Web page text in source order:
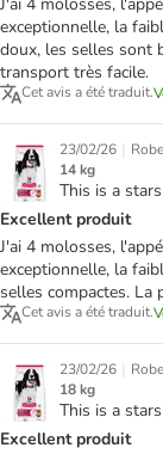
J'ai 4 molosses,
exceptionnelle, la
doux, les selles sont
transport très facile.
Cet avis a été traduit.
23/02/26 |
14 kg
This is a
Excellent produit
J'ai 4 molosses,
exceptionnelle, la
selles compactes. La
Cet avis a été traduit.
23/02/26 |
18 kg
This is a
Excellent produit